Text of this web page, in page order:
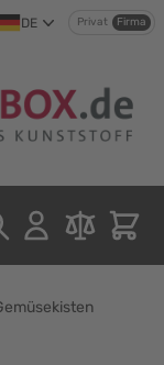
DE Privat Firma